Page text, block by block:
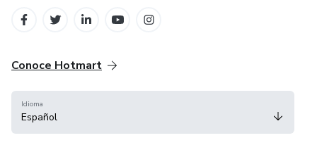
Conoce Hotmart
Idioma
Español